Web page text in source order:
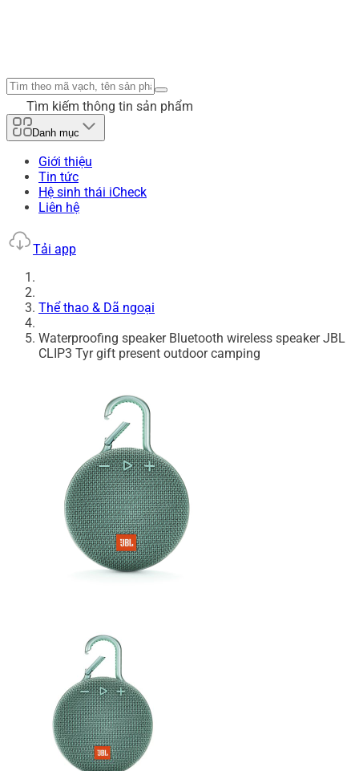
Tìm kiếm thông tin sản phẩm
Danh mục
Giới thiệu
Tin tức
Hệ sinh thái iCheck
Liên hệ
Tải app
Thể thao & Dã ngoại
Waterproofing speaker Bluetooth wireless speaker JBL
CLIP3 Tyr gift present outdoor camping